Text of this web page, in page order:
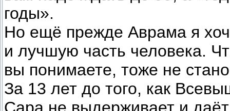
годы».
Но ещё прежде Аврама я
и лучшую часть человека.
вы понимаете, тоже не
За 13 лет до того, как